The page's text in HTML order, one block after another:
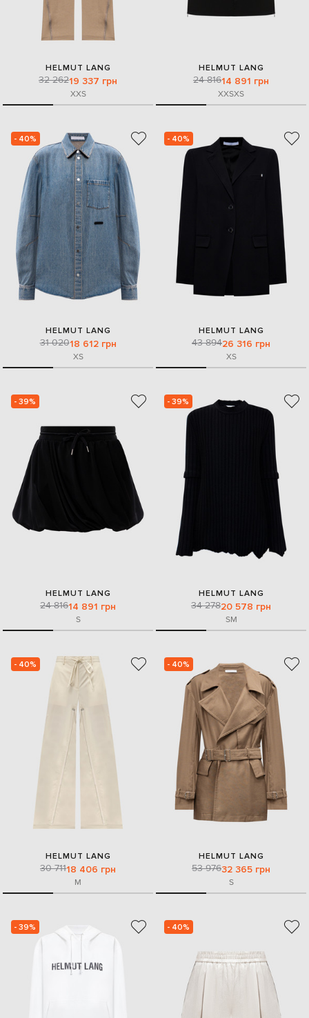
HELMUT LANG
32 26219 337 грн
XXS
HELMUT LANG
24 81614 891 грн
XXSXS
- 40%
HELMUT LANG
31 02018 612 грн
XS
- 40%
HELMUT LANG
43 89426 316 грн
XS
- 39%
HELMUT LANG
24 81614 891 грн
S
- 39%
HELMUT LANG
34 27820 578 грн
SM
- 40%
HELMUT LANG
30 71118 406 грн
M
- 40%
HELMUT LANG
53 97632 365 грн
S
- 39% - 40%